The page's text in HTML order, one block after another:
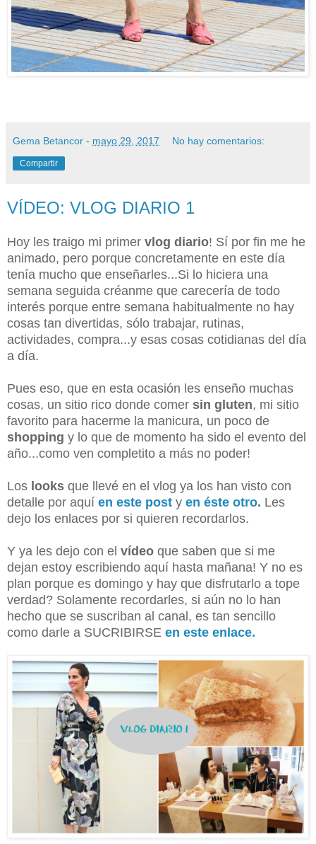
Gema Betancor - mayo 29, 2017 No hay comentarios:
Compartir
VÍDEO: VLOG DIARIO 1
Hoy les traigo mi primer vlog diario! Sí por fin me he
animado, pero porque concretamente en este día
tenía mucho que enseñarles...Si lo hiciera una
semana seguida créanme que carecería de todo
interés porque entre semana habitualmente no hay
cosas tan divertidas, sólo trabajar, rutinas,
actividades, compra...y esas cosas cotidianas del día
a día.
Pues eso, que en esta ocasión les enseño muchas
cosas, un sitio rico donde comer sin gluten, mi sitio
favorito para hacerme la manicura, un poco de
shopping y lo que de momento ha sido el evento del
año...como ven completito a más no poder!
Los looks que llevé en el vlog ya los han visto con
detalle por aquí en este post y en éste otro. Les
dejo los enlaces por si quieren recordarlos.
Y ya les dejo con el vídeo que saben que si me
dejan estoy escribiendo aquí hasta mañana! Y no es
plan porque es domingo y hay que disfrutarlo a tope
verdad? Solamente recordarles, si aún no lo han
hecho que se suscriban al canal, es tan sencillo
como darle a SUCRIBIRSE en este enlace.